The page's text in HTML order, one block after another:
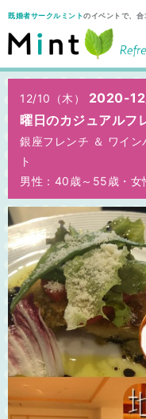
既婚者サークルミントのイベントで、合
12/10（木）
2020-12
曜日のカジュアルフ
銀座フレンチ ＆ ワイ
ト
男性：40歳～55歳 ・ 女